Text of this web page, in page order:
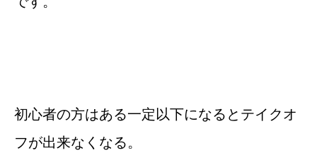
初心者の方はある一定以下になるとテイクオ
フが出来なくなる。